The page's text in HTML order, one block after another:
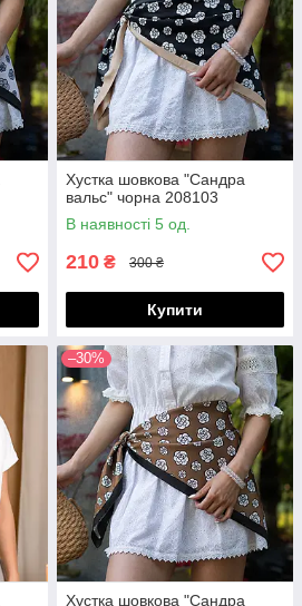
Хустка шовкова "Сандра
вальс" чорна 208103
В наявності 5 од.
210 ₴ 300 ₴
Купити
–30%
Хустка шовкова "Сандра